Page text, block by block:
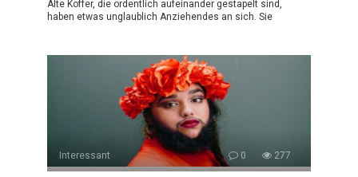
Alte Koffer, die ordentlich aufeinander gestapelt sind,
haben etwas unglaublich Anziehendes an sich. Sie
Interessant 0 277